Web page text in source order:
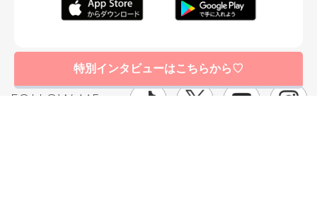
特別インタビューはこちらから♡
FOLLOW ME